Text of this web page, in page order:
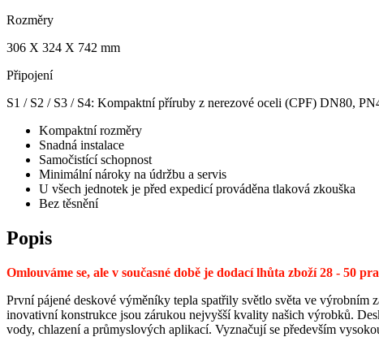
Rozměry
306 X 324 X 742 mm
Připojení
S1 / S2 / S3 / S4: Kompaktní příruby z nerezové oceli (CPF) DN80,
Kompaktní rozměry
Snadná instalace
Samočistící schopnost
Minimální nároky na údržbu a servis
U všech jednotek je před expedicí prováděna tlaková zkouška
Bez těsnění
Popis
Omlouváme se, ale v současné době je dodací lhůta zboží 28 - 50
První pájené deskové výměníky tepla spatřily světlo světa ve
inovativní konstrukce jsou zárukou nejvyšší kvality našich výrobků.
vody, chlazení a průmyslových aplikací. Vyznačují se především